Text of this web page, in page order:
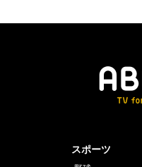
スポーツ